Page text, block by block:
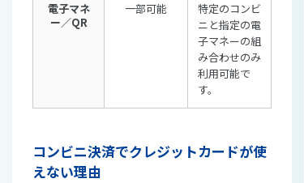
電子マネ
ー／QR
一部可能
特定のコンビ
ニと指定の電
子マネーの組
み合わせのみ
利用可能で
す。
コンビニ決済でクレジットカードが使
えない理由